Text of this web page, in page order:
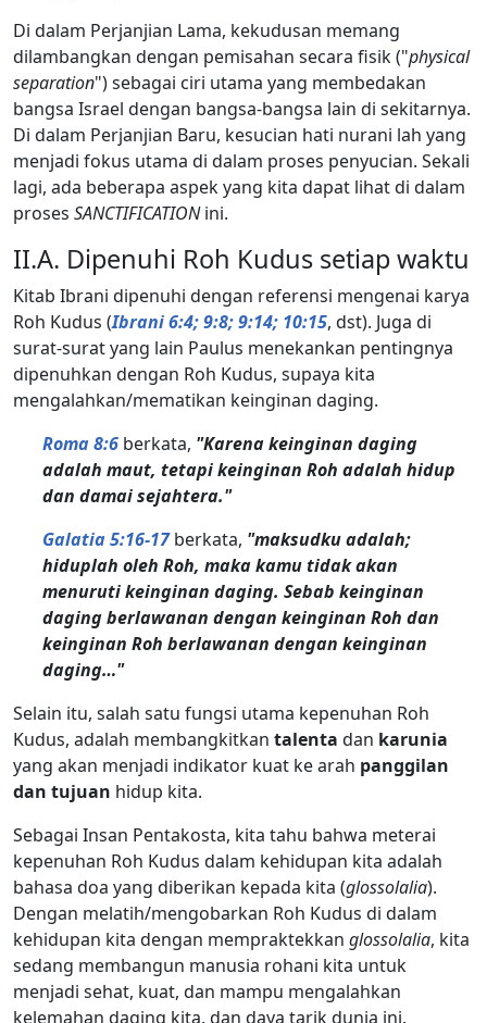
Di dalam Perjanjian Lama, kekudusan memang
dilambangkan dengan pemisahan secara fisik ("physical
separation") sebagai ciri utama yang membedakan
bangsa Israel dengan bangsa-bangsa lain di sekitarnya.
Di dalam Perjanjian Baru, kesucian hati nurani lah yang
menjadi fokus utama di dalam proses penyucian. Sekali
lagi, ada beberapa aspek yang kita dapat lihat di dalam
proses SANCTIFICATIONini.
II.A. Dipenuhi Roh Kudus setiap waktu
Kitab Ibrani dipenuhi dengan referensi mengenai karya
Roh Kudus (Ibrani 6:4; 9:8; 9:14; 10:15, dst). Juga di
surat-surat yang lain Paulus menekankan pentingnya
dipenuhkan dengan Roh Kudus, supaya kita
mengalahkan/mematikan keinginan daging.
Roma 8:6 berkata, "Karena keinginan daging
adalah maut, tetapi keinginan Roh adalah hidup
dan damai sejahtera."
Galatia 5:16-17berkata, "maksudku adalah;
hiduplah oleh Roh, maka kamu tidak akan
menuruti keinginan daging. Sebab keinginan
daging berlawanan dengan keinginan Roh dan
keinginan Roh berlawanan dengan keinginan
daging…"
Selain itu, salah satu fungsi utama kepenuhan Roh
Kudus, adalah membangkitkan talenta dan karunia
yang akan menjadi indikator kuat ke arah panggilan
dan tujuan hidup kita.
Sebagai Insan Pentakosta, kita tahu bahwa meterai
kepenuhan Roh Kudus dalam kehidupan kita adalah
bahasa doa yang diberikan kepada kita (glossolalia).
Dengan melatih/mengobarkan Roh Kudus di dalam
kehidupan kita dengan mempraktekkan glossolalia, kita
sedang membangun manusia rohani kita untuk
menjadi sehat, kuat, dan mampu mengalahkan
kelemahan daging kita, dan daya tarik dunia ini.